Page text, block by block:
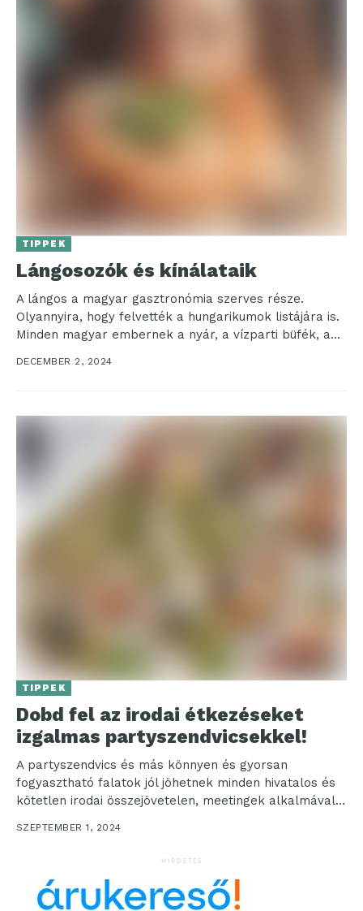
TIPPEK
Lángosozók és kínálataik
A lángos a magyar gasztronómia szerves része.
Olyannyira, hogy felvették a hungarikumok listájára is.
Minden magyar embernek a nyár, a vízparti büfék, a...
DECEMBER 2, 2024
TIPPEK
Dobd fel az irodai étkezéseket
izgalmas partyszendvicsekkel!
A partyszendvics és más könnyen és gyorsan
fogyasztható falatok jól jöhetnek minden hivatalos és
kötetlen irodai összejövetelen, meetingek alkalmával,
SZEPTEMBER 1, 2024
HIRDETÉS